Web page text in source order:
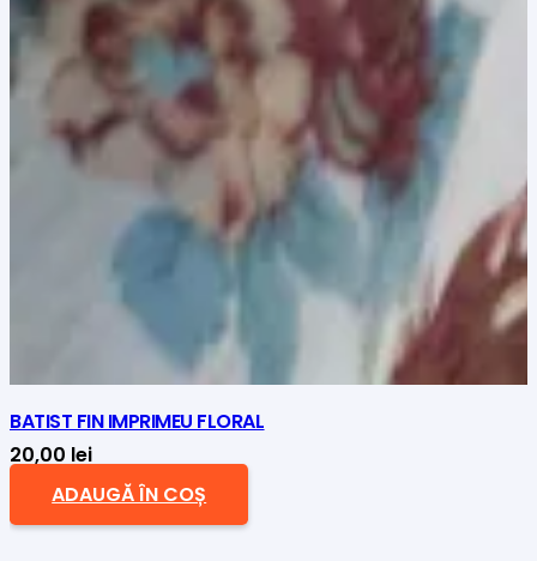
BATIST FIN IMPRIMEU FLORAL
20,00 lei
ADAUGĂ ÎN COȘ